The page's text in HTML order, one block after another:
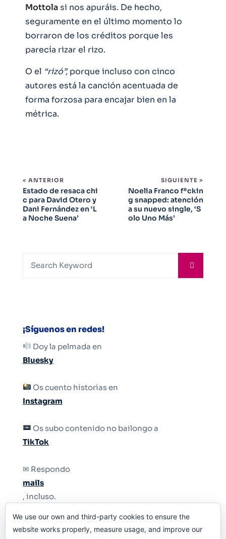
Mottolasi nos apuráis. De hecho,
seguramente en el último momento lo
borraron de los créditos porque les
parecía rizar el rizo.
O el “rizó”, porque incluso con cinco
autores está la canción acentuada de
forma forzosa para encajar bien en la
métrica.
< ANTERIOR
Estado de resaca chi
c para David Otero y
Dani Fernández en ‘L
a Noche Suena’
SIGUIENTE >
Noelia Franco f*ckin
g snapped: atención
a su nuevo single, ‘S
olo Uno Más’
¡Síguenos en redes!
Doy la pelmada en
Bluesky
Os cuento historias en
Instagram
Os subo contenido no bailongo a
TikTok
✉ Respondo
mails
, incluso.
Y si una persona no puede tener teléfono, que
le quiten el teléfono.
We use our own and third-party cookies to ensure the
website works properly, measure usage, and improve our